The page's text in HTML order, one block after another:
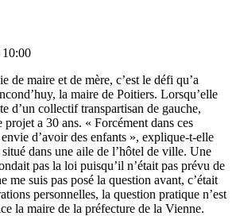
10:00
de maire et de mère, c’est le défi qu’a
la maire de Poitiers. Lorsqu’elle
d’un collectif transpartisan de gauche,
projet a 30 ans. « Forcément dans ces
d’avoir des enfants », explique-t-elle
dans une aile de l’hôtel de ville. Une
pas la loi puisqu’il n’était pas prévu de
me suis pas posé la question avant, c’était
personnelles, la question pratique n’est
la maire de la préfecture de la Vienne.